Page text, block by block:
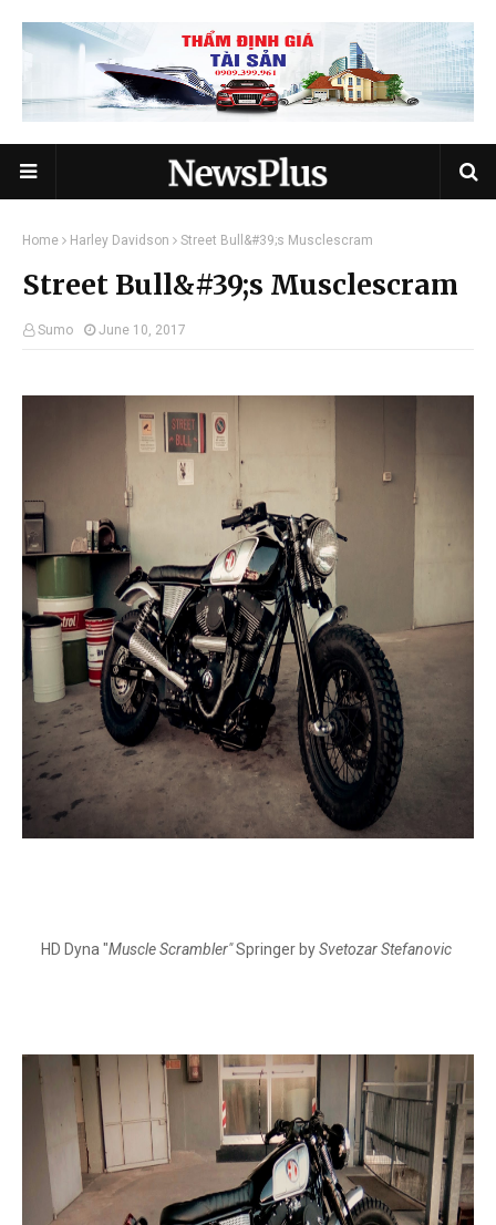
Home Harley Davidson Street Bull&#39;s Musclescram
Street Bull&#39;s Musclescram
Sumo June 10, 2017
HD Dyna "Muscle Scrambler"Springer bySvetozar Stefanovic